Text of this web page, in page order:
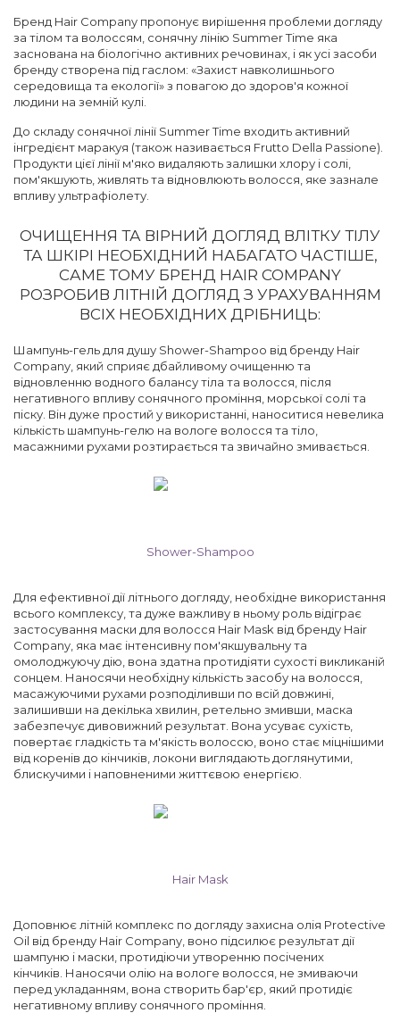
Бренд Hair Company пропонує вирішення проблеми догляду
за тілом та волоссям, сонячну лінію Summer Time яка
заснована на біологічно активних речовинах, і як усі засоби
бренду створена під гаслом: «Захист навколишнього
середовища та екології» з повагою до здоров'я кожної
людини на земній кулі.
До складу сонячної лінії Summer Time входить активний
інгредієнт маракуя (також називається Frutto Della Passione).
Продукти цієї лінії м'яко видаляють залишки хлору і солі,
пом'якшують, живлять та відновлюють волосся, яке зазнале
впливу ультрафіолету.
ОЧИЩЕННЯ ТА ВІРНИЙ ДОГЛЯД ВЛІТКУ ТІЛУ
ТА ШКІРІ НЕОБХІДНИЙ НАБАГАТО ЧАСТІШЕ,
САМЕ ТОМУ БРЕНД HAIR COMPANY
РОЗРОБИВ ЛІТНІЙ ДОГЛЯД З УРАХУВАННЯМ
ВСІХ НЕОБХІДНИХ ДРІБНИЦЬ:
Шампунь-гель для душу Shower-Shampoo від бренду Hair
Company, який сприяє дбайливому очищенню та
відновленню водного балансу тіла та волосся, після
негативного впливу сонячного проміння, морської солі та
піску. Він дуже простий у використанні, наноситися невелика
кількість шампунь-гелю на вологе волосся та тіло,
масажними рухами розтирається та звичайно змивається.
Shower-Shampoo
Для ефективної дії літнього догляду, необхідне використання
всього комплексу, та дуже важливу в ньому роль відіграє
застосування маски для волосся Hair Mask від бренду Hair
Company, яка має інтенсивну пом'якшувальну та
омолоджуючу дію, вона здатна протидіяти сухості викликаній
сонцем. Наносячи необхідну кількість засобу на волосся,
масажуючими рухами розподіливши по всій довжині,
залишивши на декілька хвилин, ретельно змивши, маска
забезпечує дивовижний результат. Вона усуває сухість,
повертає гладкість та м'якість волоссю, воно стає міцнішими
від коренів до кінчиків, локони виглядають доглянутими,
блискучими і наповненими життєвою енергією.
Hair Mask
Доповнює літній комплекс по догляду захисна олія Protective
Oil від бренду Hair Company, воно підсилює результат дії
шампуню і маски, протидіючи утворенню посічених
кінчиків. Наносячи олію на вологе волосся, не змиваючи
перед укладанням, вона створить бар'єр, який протидіє
негативному впливу сонячного проміння.